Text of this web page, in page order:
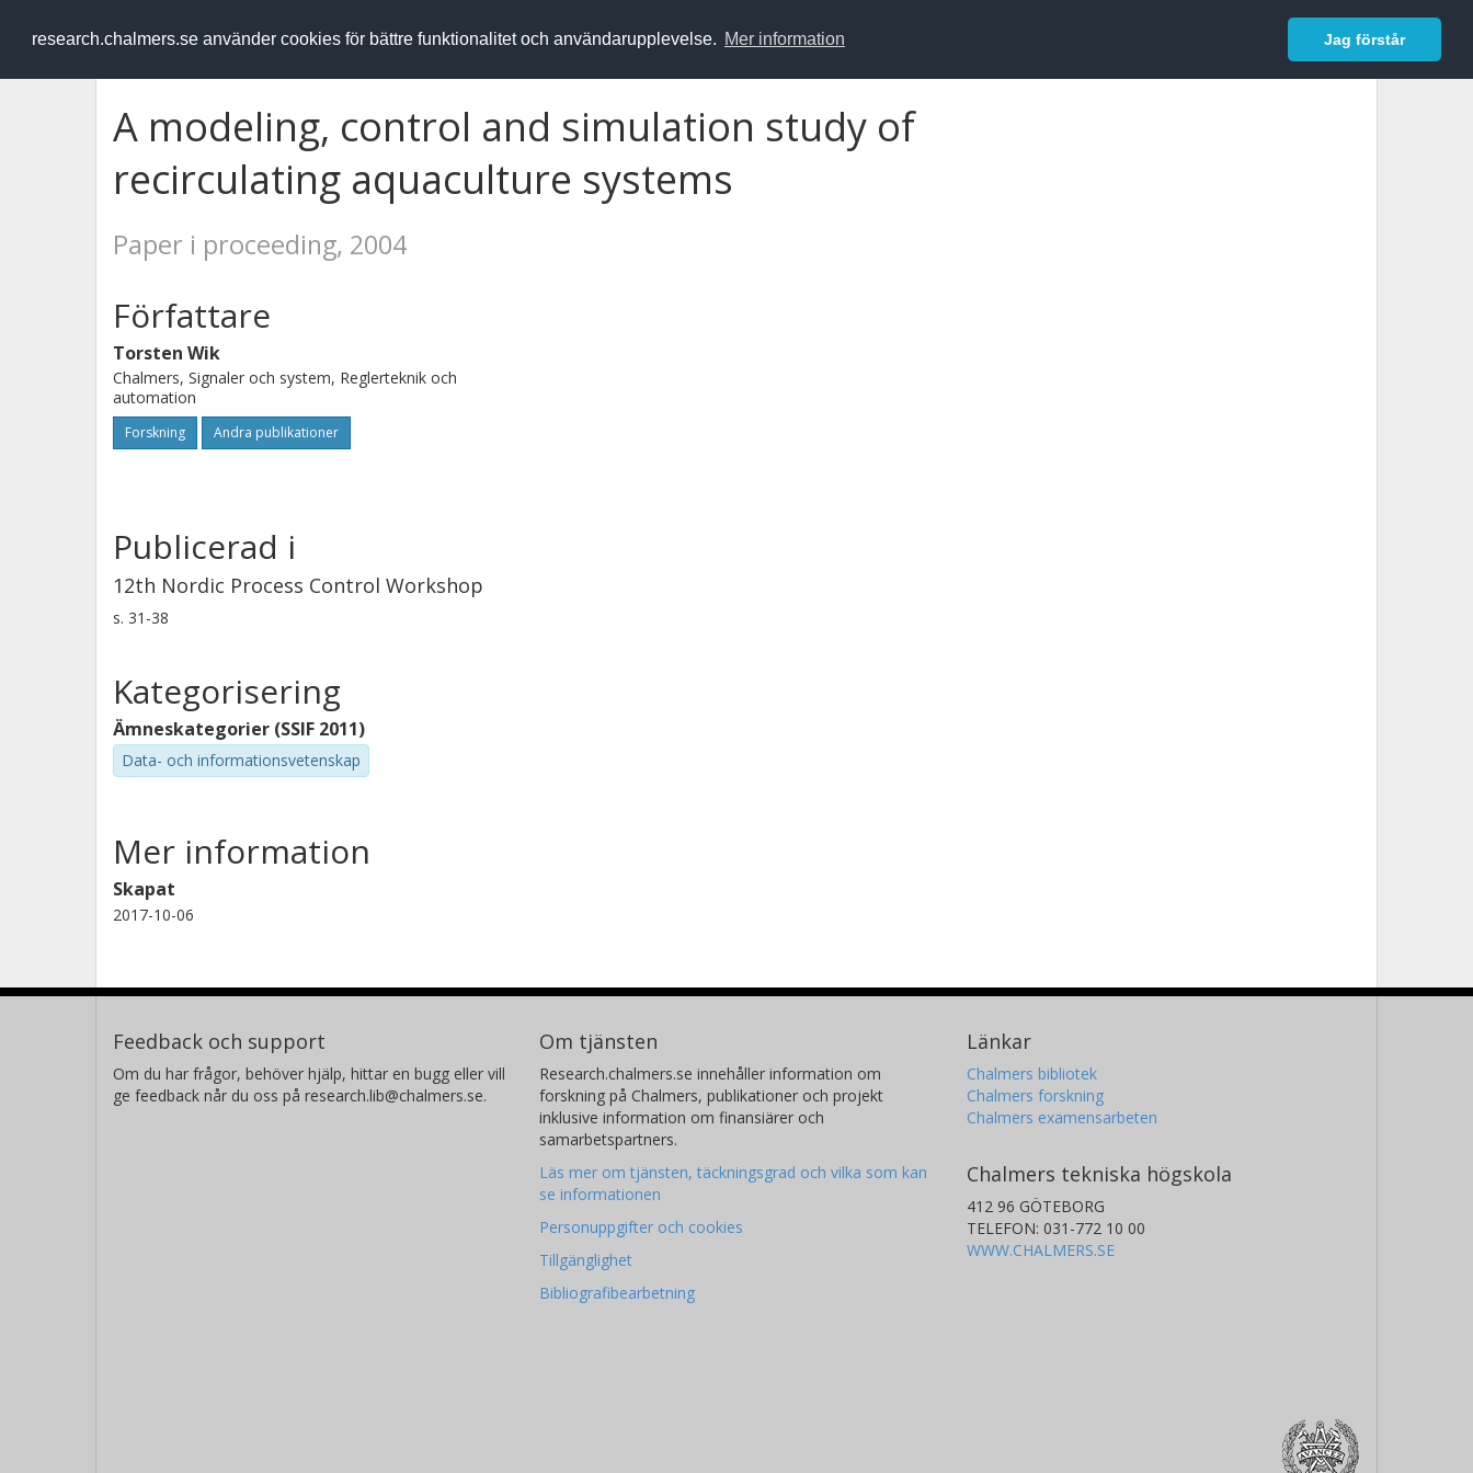
research.chalmers.se använder cookies för bättre funktionalitet och användarupplevelse. Mer information Jag förstår
RESEARCH.chalmers.se Logga in
A modeling, control and simulation study of
recirculating aquaculture systems
Paper i proceeding, 2004
Författare
Torsten Wik
Chalmers, Signaler och system, Reglerteknik och
automation
Forskning Andra publikationer
Publicerad i
12th Nordic Process Control Workshop
s. 31-38
Kategorisering
Ämneskategorier (SSIF 2011)
Data- och informationsvetenskap
Mer information
Skapat
2017-10-06
Feedback och support
Om du har frågor, behöver hjälp, hittar en bugg eller vill
ge feedback når du oss på research.lib@chalmers.se.
Om tjänsten
Research.chalmers.se innehåller information om
forskning på Chalmers, publikationer och projekt
inklusive information om finansiärer och
samarbetspartners.
Läs mer om tjänsten, täckningsgrad och vilka som kan
se informationen
Personuppgifter och cookies
Tillgänglighet
Bibliografibearbetning
Länkar
Chalmers bibliotek
Chalmers forskning
Chalmers examensarbeten
Chalmers tekniska högskola
412 96 GÖTEBORG
TELEFON: 031-772 10 00
WWW.CHALMERS.SE